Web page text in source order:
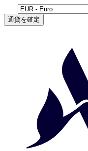
通貨を確定